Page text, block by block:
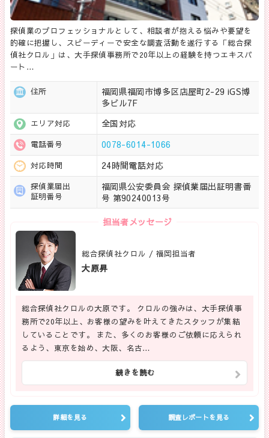
探偵業のプロフェッショナルとして、相談者が抱える悩みや要望を
的確に把握し、スピーディーで安全な調査活動を遂行する「総合探
偵社クロル」は、大手探偵事務所で20年以上の経験を持つエキスパ
ート…
住所
福岡県福岡市博多区店屋町2-29 iGS博
多ビル7F
エリア対応 全国対応
電話番号 0078-6014-1066
対応時間 24時間電話対応
探偵業届出
証明番号
福岡県公安委員会 探偵業届出証明書番
号 第90240013号
担当者メッセージ
総合探偵社クロル / 福岡担当者
大原昇
総合探偵社クロルの大原です。 クロルの強みは、大手探偵事
務所で20年以上、お客様の望みを叶えてきたスタッフが集結
していることです。 また、多くのお客様のご依頼に応えられ
るよう、東京を始め、大阪、名古…
続きを読む
詳細を見る 調査レポートを見る